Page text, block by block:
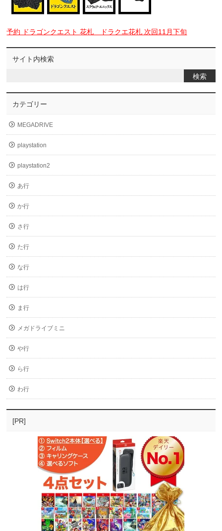
予約 ドラゴンクエスト 花札 ドラクエ花札 次回11月下旬
サイト内検索
カテゴリー
MEGADRIVE
playstation
playstation2
あ行
か行
さ行
た行
な行
は行
ま行
メガドライブミニ
や行
ら行
わ行
[PR]